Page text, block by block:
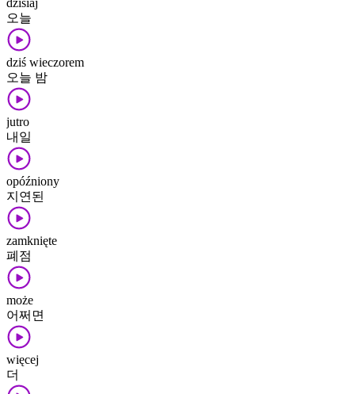
오늘
dziś wieczorem
오늘 밤
jutro
내일
opóźniony
지연된
zamknięte
폐점
może
어쩌면
więcej
더